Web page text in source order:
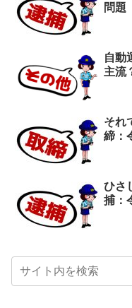
問題
自動
主流
それ
締：
ひさ
捕：